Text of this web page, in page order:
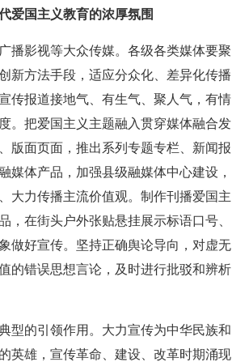
爱国主义教育的浓厚氛围
播影视等大众传媒。各级各类媒体要聚
新方法手段，适应分众化、差异化传播
传报道接地气、有生气、聚人气，有情
。把爱国主义主题融入贯穿媒体融合发
版面页面，推出系列专题专栏、新闻报
媒体产品，加强县级融媒体中心建设，
大力传播主流价值观。制作刊播爱国主
，在街头户外张贴悬挂展示标语口号、
做好宣传。坚持正确舆论导向，对虚无
的错误思想言论，及时进行批驳和辨析
型的引领作用。大力宣传为中华民族和
英雄，宣传革命、建设、改革时期涌现